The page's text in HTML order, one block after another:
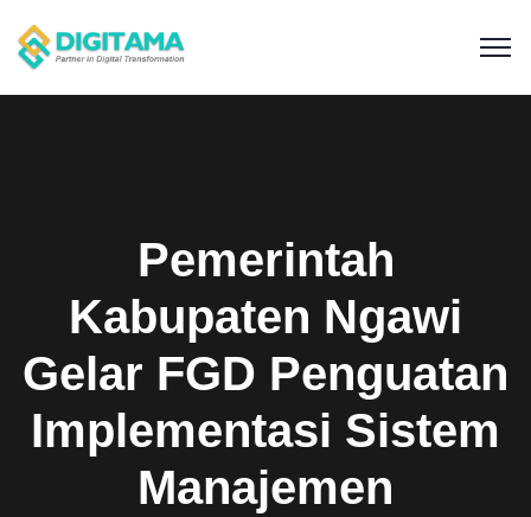
Pemerintah
Kabupaten Ngawi
Gelar FGD Penguatan
Implementasi Sistem
Manajemen